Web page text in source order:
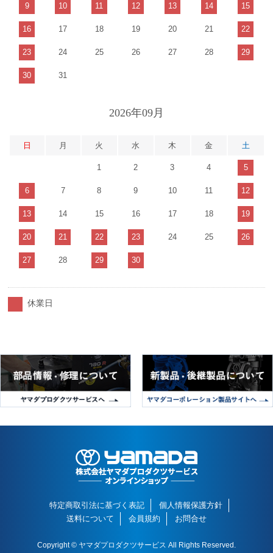
9 10 11 12 13 14 15
16 17 18 19 20 21 22
23 24 25 26 27 28 29
30 31
2026年09月
日 月 火 水 木 金 土
1 2 3 4 5
6 7 8 9 10 11 12
13 14 15 16 17 18 19
20 21 22 23 24 25 26
27 28 29 30
休業日
特定商取引法に基づく表記
個人情報保護方針
送料について
会員規約 お問合せ
Copyright © ヤマダプロダクツサービス All Rights Reserved.